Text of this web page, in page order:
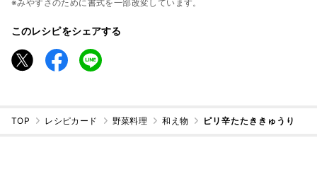
※みやすさのために書式を一部改変しています。
このレシピをシェアする
TOP レシピカード 野菜料理 和え物 ピリ辛たたききゅうり